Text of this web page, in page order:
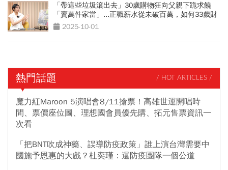
「帶這些垃圾滾出去」30歲購物狂向父親下跪求饒
「賣萬件家當」...正職薪水從未破百萬，如何33歲財
務自由？
2025-10-01
熱門話題 / HOT ARTICLES /
魔力紅Maroon 5演唱會8/11搶票！高雄世運開唱時
間、票價座位圖、理想國會員優先購、拓元售票資訊一
次看
「把BNT吹成神藥、誤導防疫政策」誰上演台灣需要中
國施予恩惠的大戲？杜奕瑾：還防疫團隊一個公道